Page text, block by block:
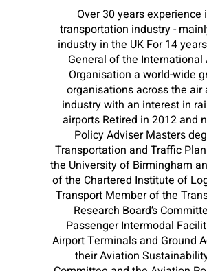
Over 30 years experience
transportation industry -
industry in the UK For 14
General of the International
Organisation a world-wide
organisations across the air
industry with an interest in
airports Retired in 2012 and
Policy Adviser Masters
Transportation and Traffic
the University of Birmingham
of the Chartered Institute of
Transport Member of the
Research Board’s
Passenger Intermodal
Airport Terminals and Ground
their Aviation